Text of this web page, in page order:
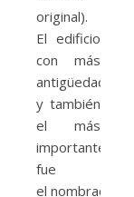
original).
El edificio
con más
antigüedad
y también
el más
importante,
fue
el nombrado